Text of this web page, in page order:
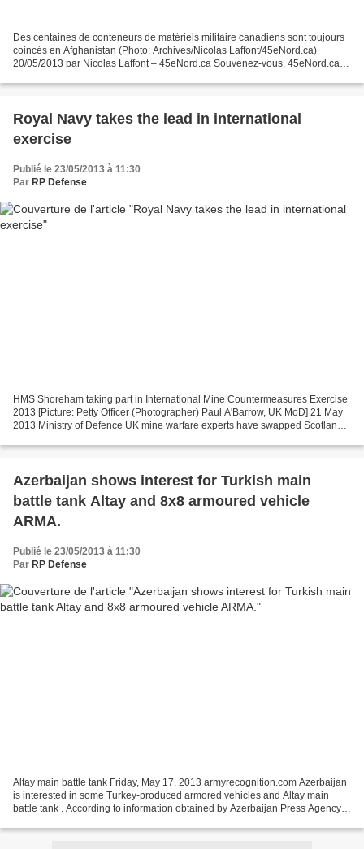
Des centaines de conteneurs de matériels militaire canadiens sont toujours
coincés en Afghanistan (Photo: Archives/Nicolas Laffont/45eNord.ca)
20/05/2013 par Nicolas Laffont – 45eNord.ca Souvenez-vous, 45eNord.ca
Royal Navy takes the lead in international
exercise
Publié le 23/05/2013 à 11:30
Par RP Defense
HMS Shoreham taking part in International Mine Countermeasures Exercise
2013 [Picture: Petty Officer (Photographer) Paul A'Barrow, UK MoD] 21 May
2013 Ministry of Defence UK mine warfare experts have swapped Scotland
Azerbaijan shows interest for Turkish main
battle tank Altay and 8x8 armoured vehicle
ARMA.
Publié le 23/05/2013 à 11:30
Par RP Defense
Altay main battle tank Friday, May 17, 2013 armyrecognition.com Azerbaijan
is interested in some Turkey-produced armored vehicles and Altay main
battle tank . According to information obtained by Azerbaijan Press Agency